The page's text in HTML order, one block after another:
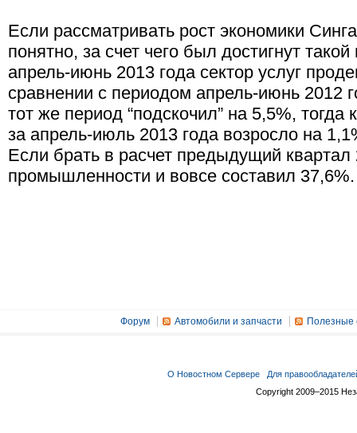
Если рассматривать рост экономики
понятно, за счет чего был достигнут
апрель-июнь 2013 года сектор услуг
сравнении с периодом апрель-июнь 2012
тот же период “подскочил” на 5,5%, тогда
за апрель-июль 2013 года возросло на
Если брать в расчет предыдущий квартал
промышленности и вовсе составил 37,6%.
Форум Автомобили и запчасти Полезные
О Новостном Сервере
Для
Copyright 2009–2015